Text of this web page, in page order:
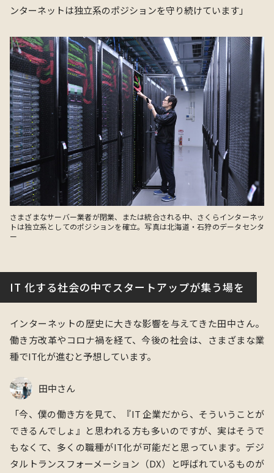
ンターネットは独⽴系のポジションを守り続けています」
さまざまなサーバー業者が閉業、または統合される中、さくらインターネッ
トは独⽴系としてのポジションを確⽴。写真は北海道・⽯狩のデータセンタ
ー
IT 化する社会の中でスタートアップが集う場を
インターネットの歴史に大きな影響を与えてきた田中さん。
働き方改革やコロナ禍を経て、今後の社会は、さまざまな業
種でIT化が進むと予想しています。
田中さん
「今、僕の働き⽅を⾒て、『IT 企業だから、そういうことが
できるんでしょ』と思われる⽅も多いのですが、実はそうで
もなくて、多くの職種がIT化が可能だと思っています。デジ
タルトランスフォーメーション（DX）と呼ばれているものが